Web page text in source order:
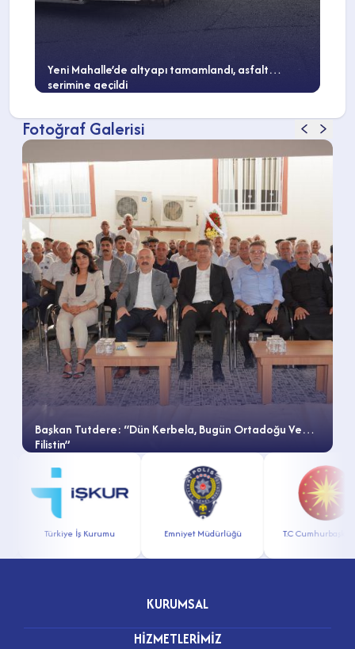
Yeni Mahalle’de altyapı tamamlandı, asfalt
serimine geçildi
Fotoğraf Galerisi
Başkan Tutdere: “Dün Kerbela, Bugün Ortadoğu Ve
Filistin”
Türkiye İş Kurumu Emniyet Müdürlüğü T.C
KURUMSAL
HİZMETLERİMİZ